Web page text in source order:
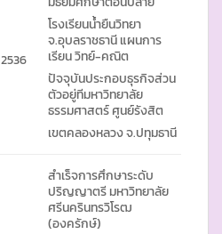
2536
โรงเรียนน้ำยืนวิทยา
จ.อุบลราชธานี แผนการ
เรียน วิทย์-คณิต
ปัจจุบันประกอบธุรกิจส่วน
ตัวอยู่ทีมหาวิทยาลัย
ธรรมศาสตร์ ศูนย์รังสิต
เขตคลองหลวง จ.ปทุมธานี
สำเร็จการศึกษาระดับ
ปริญญาตรี มหาวิทยาลัย
ศรีนครินทรวิโรฒ
(องครักษ์)